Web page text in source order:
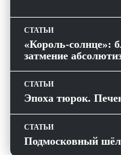
СТАТЬИ
«Король-солнце»:
затмение
СТАТЬИ
Эпоха тюрок.
СТАТЬИ
Подмосковный